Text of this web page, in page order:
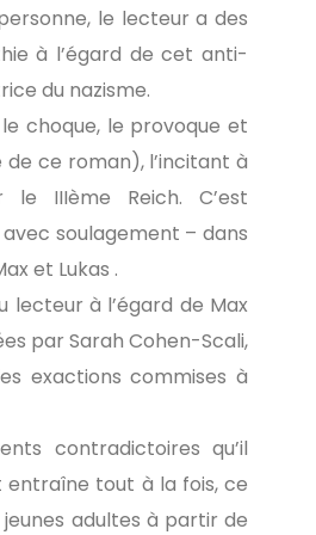
le lecteur a des
à l’égard de cet anti-
du nazisme.
choque, le provoque et
ce roman), l’incitant à
IIIème Reich. C’est
soulagement – dans
et Lukas .
à l’égard de Max
par Sarah Cohen-Scali,
exactions commises à
contradictoires qu’il
entraîne tout à la fois, ce
adultes à partir de